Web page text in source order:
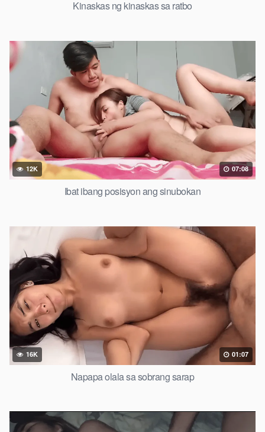
Kinaskas ng kinaskas sa ratbo
12K 07:08
Ibat ibang posisyon ang sinubokan
16K 01:07
Napapa olala sa sobrang sarap